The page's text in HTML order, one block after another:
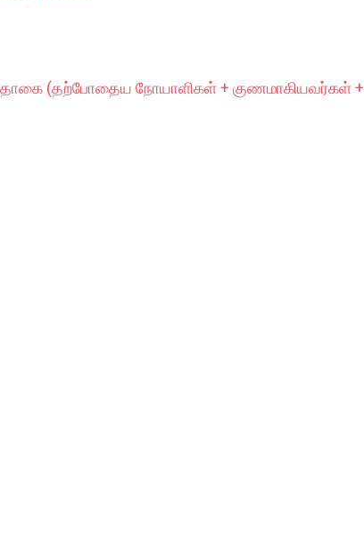
(தற்போதைய நோயாளிகள் + குணமாகியவர்கள் +